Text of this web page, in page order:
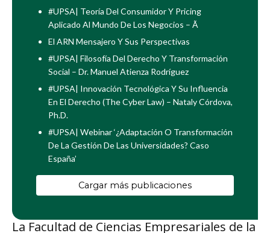
La Facultad de Ciencias Empresariales de la
#UPSA| Teoría Del Consumidor Y Pricing
Aplicado Al Mundo De Los Negocios – Ã
El ARN Mensajero Y Sus Perspectivas
#UPSA| Filosofía Del Derecho Y Transformación
Social – Dr. Manuel Atienza Rodríguez
#UPSA| Innovación Tecnológica Y Su Influencia
En El Derecho (The Cyber Law) – Nataly Córdova,
Ph.D.
#UPSA| Webinar ‘¿Adaptación O Transformación
De La Gestión De Las Universidades? Caso
España’
Cargar más publicaciones